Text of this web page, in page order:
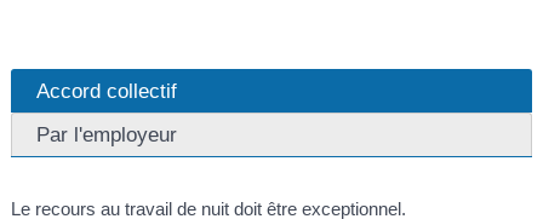
Accord collectif
Par l'employeur
Le recours au travail de nuit doit être exceptionnel.